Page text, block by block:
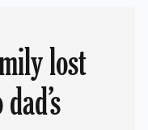
lost